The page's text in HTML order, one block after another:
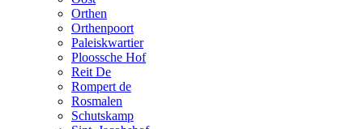
Orthen
Orthenpoort
Paleiskwartier
Ploossche Hof
Reit De
Rompert de
Rosmalen
Schutskamp